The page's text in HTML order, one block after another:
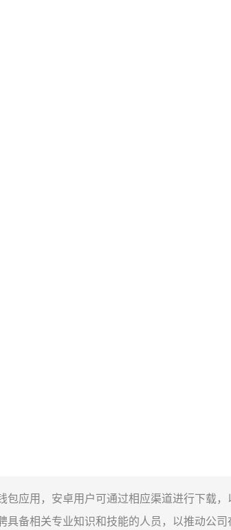
应用，安卓用户可通过相应渠道进行下载
备相关专业知识和技能的人员，以推动公司